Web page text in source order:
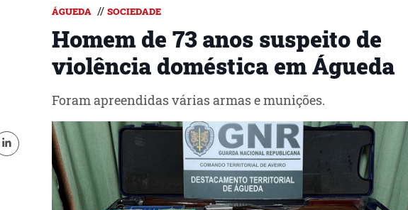
ÁGUEDA // SOCIEDADE
Homem de 73 anos suspeito de
violência doméstica em Águeda
Foram apreendidas várias armas e munições.